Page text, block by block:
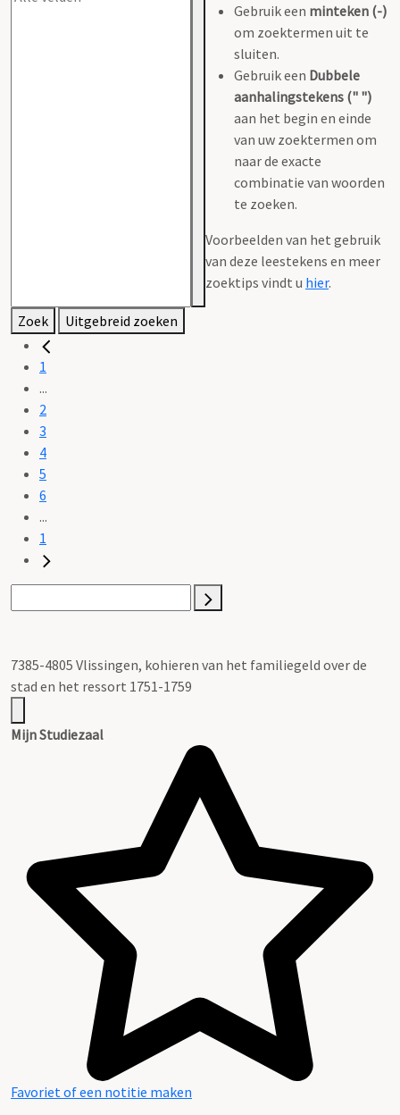
Gebruik een minteken (-)
om zoektermen uit te
sluiten.
Gebruik een Dubbele
aanhalingstekens (" ")
aan het begin en einde
van uw zoektermen om
naar de exacte
combinatie van woorden
te zoeken.
Voorbeelden van het gebruik
van deze leestekens en meer
zoektips vindt u hier.
Zoek Uitgebreid zoeken
1
...
2
3
4
5
6
...
1
7385-4805 Vlissingen, kohieren van het familiegeld over de
stad en het ressort 1751-1759
Mijn Studiezaal
Favoriet of een notitie maken